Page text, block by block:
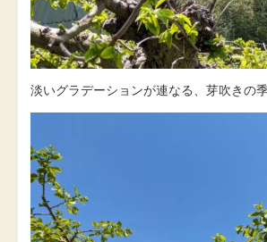
淡いグラデーションが連なる、芽吹きの季